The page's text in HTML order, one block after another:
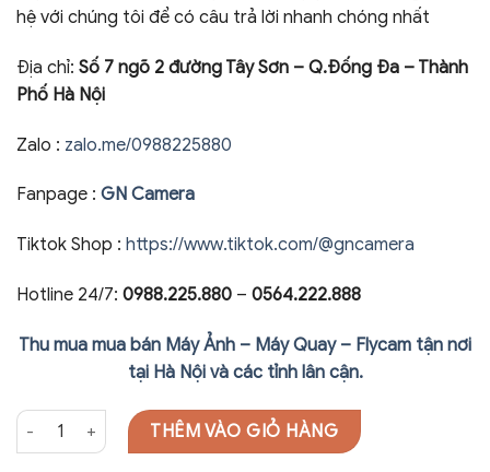
hệ với chúng tôi để có câu trả lời nhanh chóng nhất
Địa chỉ: Số 7 ngõ 2 đường Tây Sơn – Q.Đống Đa – Thành
Phố Hà Nội
Zalo : zalo.me/0988225880
Fanpage : GN Camera
Tiktok Shop : https://www.tiktok.com/@gncamera
Hotline 24/7: 0988.225.880 – 0564.222.888
Thu mua mua bán Máy Ảnh – Máy Quay – Flycam tận nơi
tại Hà Nội và các tỉnh lân cận.
Máy ảnh Fujifilm X-Pro3 Body Only số lượng
THÊM VÀO GIỎ HÀNG